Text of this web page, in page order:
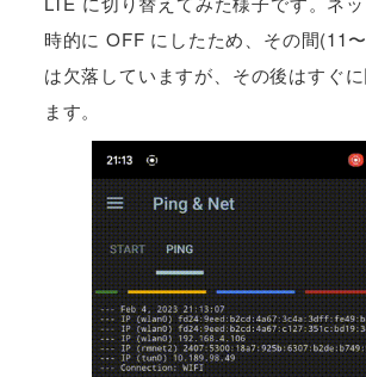
時的に OFF にしたため、その間(11
は欠落していますが、その後はすぐ
ます。